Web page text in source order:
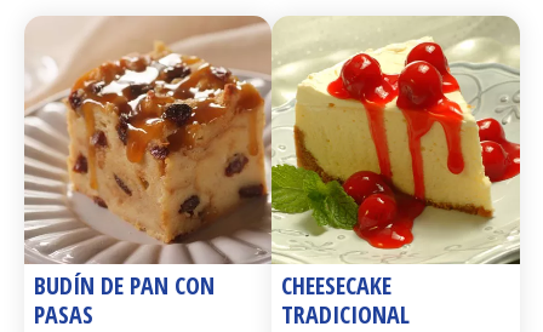
BUDÍN DE PAN CON
PASAS
CHEESECAKE
TRADICIONAL